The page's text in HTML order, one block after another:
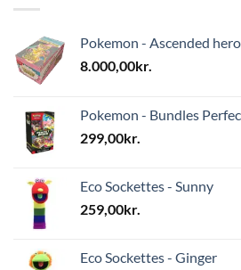
Pokemon - Ascended
8.000,00kr.
Pokemon - Bundles
299,00kr.
Eco Sockettes - Sunny
259,00kr.
Eco Sockettes - Ginger